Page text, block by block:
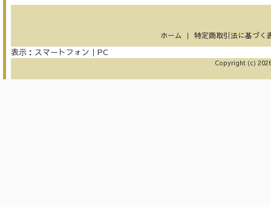
ホーム ｜ 特定商取引法に基づく
表示： スマートフォン ｜ PC
Copyright (c)